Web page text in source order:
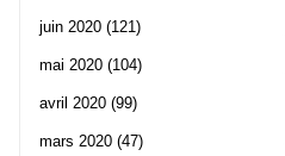
juin 2020 (121)
mai 2020 (104)
avril 2020 (99)
mars 2020 (47)